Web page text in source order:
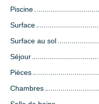
Piscine
Surface
Surface au sol
Séjour
Pièces
Chambres